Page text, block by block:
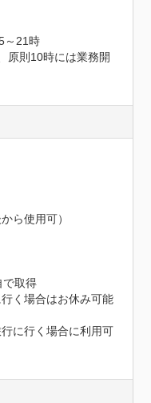
～21時
原則10時には業務開
ら使用可）
で取得
く場合はお休み可能
に行く場合に利用可